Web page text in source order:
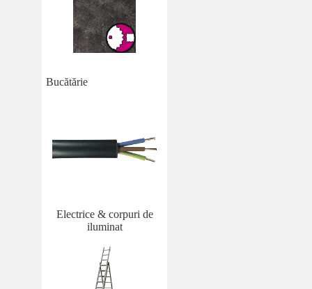
Bucătărie
Electrice & corpuri de
iluminat